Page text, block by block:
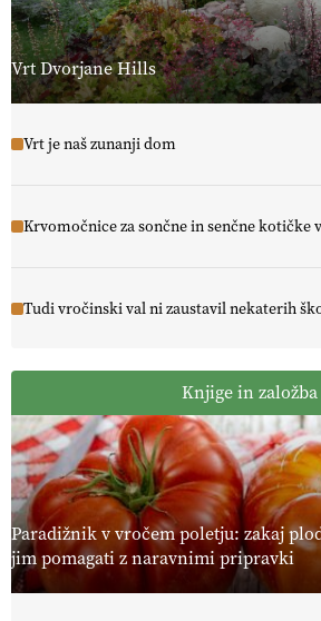
Vrt Dvorjane Hills
Vrt je naš zunanji dom
Krvomočnice za sončne in senčne kotičke
Tudi vročinski val ni zaustavil nekaterih
Knjige in založba
Paradižnik v vročem poletju: zakaj
jim pomagati z naravnimi pripravki